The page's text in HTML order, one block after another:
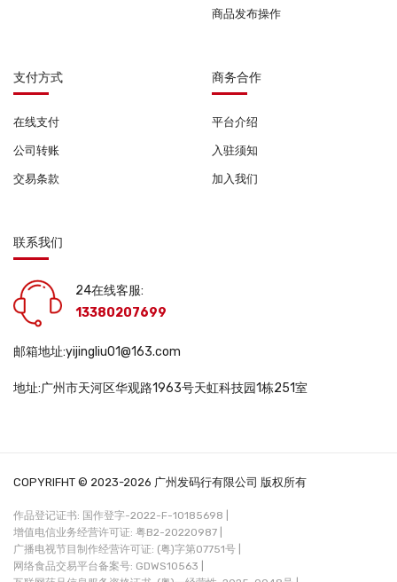
商品发布操作
支付方式
在线支付
公司转账
交易条款
商务合作
平台介绍
入驻须知
加入我们
联系我们
24在线客服:
13380207699
邮箱地址:yijingliu01@163.com
地址:广州市天河区华观路1963号天虹科技园1栋251室
COPYRIFHT © 2023-2026 广州发码行有限公司 版权所有
作品登记证书: 国作登字-2022-F-10185698 |
增值电信业务经营许可证: 粤B2-20220987 |
广播电视节目制作经营许可证: (粤)字第07751号 |
网络食品交易平台备案号: GDWS10563 |